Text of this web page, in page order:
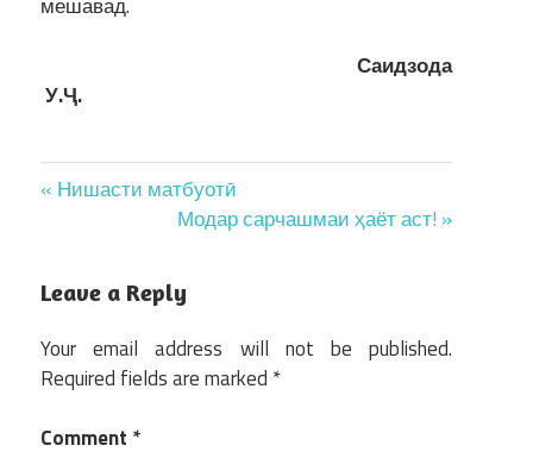
Саидзода
У.Ҷ.
Post
navigation
« Нишасти матбуотӣ
Модар сарчашмаи ҳаёт аст! »
Leave a Reply
Your email address will not be published.
Required fields are marked *
Comment *